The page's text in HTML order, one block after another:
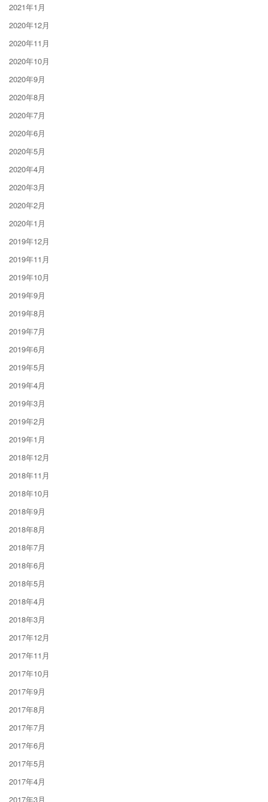
2021年1月
2020年12月
2020年11月
2020年10月
2020年9月
2020年8月
2020年7月
2020年6月
2020年5月
2020年4月
2020年3月
2020年2月
2020年1月
2019年12月
2019年11月
2019年10月
2019年9月
2019年8月
2019年7月
2019年6月
2019年5月
2019年4月
2019年3月
2019年2月
2019年1月
2018年12月
2018年11月
2018年10月
2018年9月
2018年8月
2018年7月
2018年6月
2018年5月
2018年4月
2018年3月
2017年12月
2017年11月
2017年10月
2017年9月
2017年8月
2017年7月
2017年6月
2017年5月
2017年4月
2017年3月